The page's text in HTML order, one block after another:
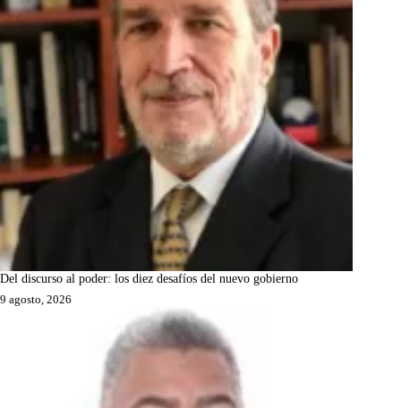
Del discurso al poder: los diez desafíos del nuevo gobierno
9 agosto, 2026